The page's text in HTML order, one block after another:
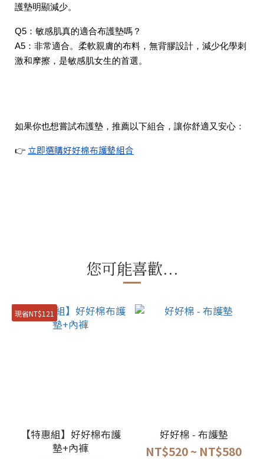
護墊明顯減少。
Q5：敏感肌真的適合布護墊嗎？
A5：非常適合。柔軟親膚的布料，無背膠設計，減少化學刺
激和摩擦，是敏感肌女生的首選。
如果你也想嘗試布護墊，推薦以下組合，讓你舒適又安心：
👉 立即選購好好棉布護墊組合
您可能喜歡...
現省NT$121
【特惠組】好好棉布護
墊+內褲
好好棉 - 布護墊
NT$520 ~ NT$580